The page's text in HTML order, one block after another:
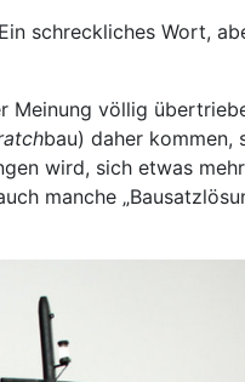
schreckliches Wort,
Meinung völlig
bau) daher kommen,
wird, sich etwas
manche